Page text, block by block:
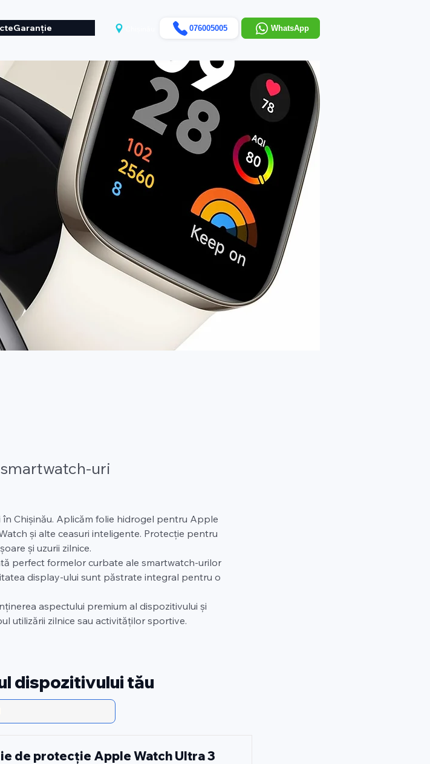
Garanție 076005005 WhatsApp
uri
Chișinău. Aplicăm folie hidrogel pentru Apple
și alte ceasuri inteligente. Protecție pentru
și uzurii zilnice.
perfect formelor curbate ale smartwatch-urilor
display-ului sunt păstrate integral pentru o
aspectului premium al dispozitivului și
utilizării zilnice sau activităților sportive.
dispozitivului tău
de protecție Apple Watch Ultra 3